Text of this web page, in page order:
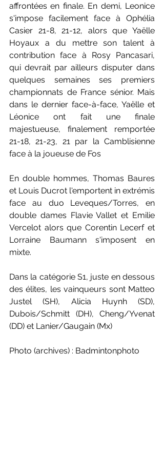
affrontées en finale. En demi, Leonice
s'impose facilement face à Ophélia
Casier 21-8, 21-12, alors que Yaëlle
Hoyaux a du mettre son talent à
contribution face à Rosy Pancasari,
qui devrait par ailleurs disputer dans
quelques semaines ses premiers
championnats de France sénior. Mais
dans le dernier face-à-face, Yaëlle et
Léonice ont fait une finale
majestueuse, finalement remportée
21-18, 21-23, 21 par la Camblisienne
face à la joueuse de Fos
En double hommes, Thomas Baures
et Louis Ducrot l'emportent in extrémis
face au duo Leveques/Torres, en
double dames Flavie Vallet et Emilie
Vercelot alors que Corentin Lecerf et
Lorraine Baumann s'imposent en
mixte.
Dans la catégorie S1, juste en dessous
des élites, les vainqueurs sont Matteo
Justel (SH), Alicia Huynh (SD),
Dubois/Schmitt (DH), Cheng/Yvenat
(DD) et Lanier/Gaugain (Mx)
Photo (archives) : Badmintonphoto